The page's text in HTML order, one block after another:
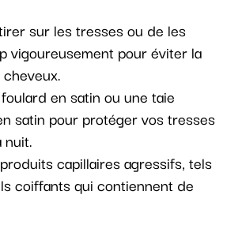
sur les tresses ou de les
vigoureusement pour éviter la
en satin ou une taie
satin pour protéger vos tresses
nuit.
capillaires agressifs, tels
coiffants qui contiennent de